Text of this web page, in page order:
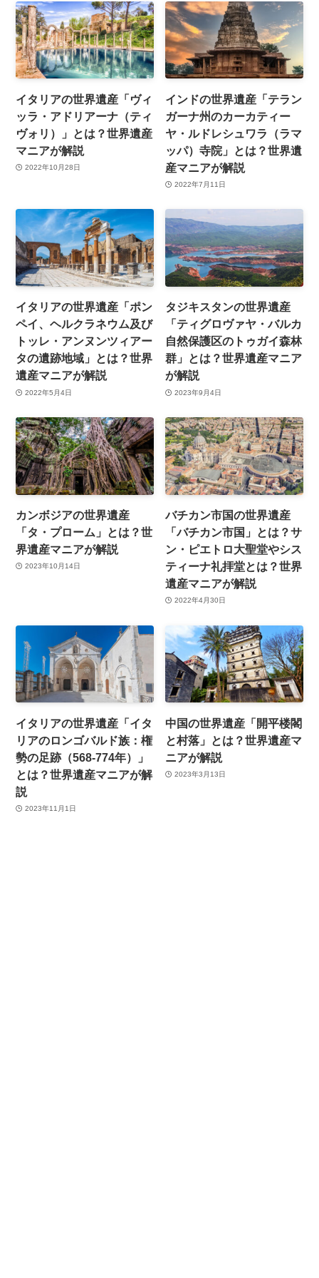
イタリアの世界遺産「ヴィ
ッラ・アドリアーナ（ティ
ヴォリ）」とは？世界遺産
マニアが解説
2022年10月28日
インドの世界遺産「テラン
ガーナ州のカーカティー
ヤ・ルドレシュワラ（ラマ
ッパ）寺院」とは？世界遺
産マニアが解説
2022年7月11日
イタリアの世界遺産「ポン
ペイ、ヘルクラネウム及び
トッレ・アンヌンツィアー
タの遺跡地域」とは？世界
遺産マニアが解説
2022年5月4日
タジキスタンの世界遺産
「ティグロヴァヤ・バルカ
自然保護区のトゥガイ森林
群」とは？世界遺産マニア
が解説
2023年9月4日
カンボジアの世界遺産
「タ・プローム」とは？世
界遺産マニアが解説
2023年10月14日
バチカン市国の世界遺産
「バチカン市国」とは？サ
ン・ピエトロ大聖堂やシス
ティーナ礼拝堂とは？世界
遺産マニアが解説
2022年4月30日
イタリアの世界遺産「イタ
リアのロンゴバルド族：権
勢の足跡（568-774年）」
とは？世界遺産マニアが解
説
2023年11月1日
中国の世界遺産「開平楼閣
と村落」とは？世界遺産マ
ニアが解説
2023年3月13日